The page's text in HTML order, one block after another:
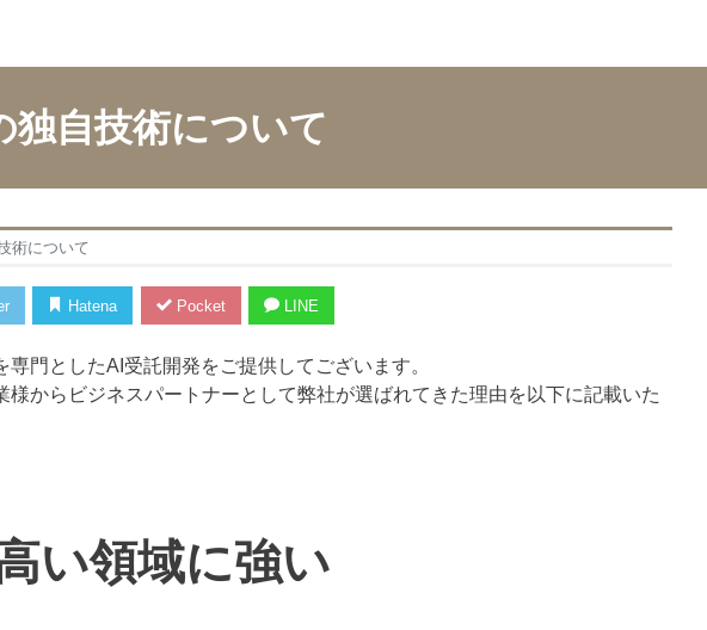
独自技術について
術について
Hatena Pocket LINE
門としたAI受託開発をご提供してございます。
様からビジネスパートナーとして弊社が選ばれてきた理由を以下に記載いた
い領域に強い